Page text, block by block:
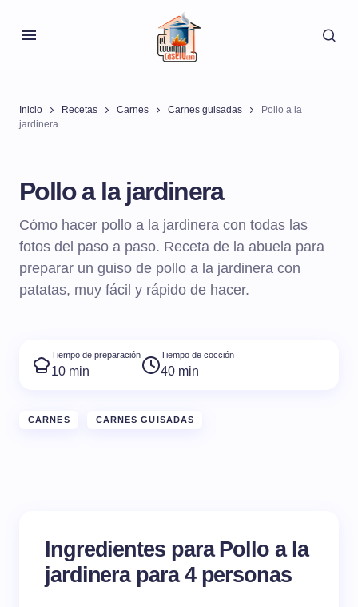
Inicio Recetas Carnes Carnes guisadas
Pollo a la
jardinera
Pollo a la jardinera
Cómo hacer pollo a la jardinera con todas las
fotos del paso a paso. Receta de la abuela para
preparar un guiso de pollo a la jardinera con
patatas, muy fácil y rápido de hacer.
Tiempo de preparación
10 min
Tiempo de cocción
40 min
CARNES CARNES GUISADAS
Ingredientes para Pollo a la
jardinera para 4 personas